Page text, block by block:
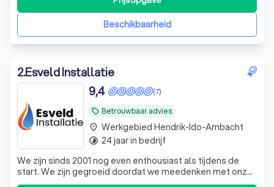
Beschikbaarheid
2.Esveld Installatie
local_offer Betrouwbaar advies
(7)
9,4
We zijn sinds 2001 nog even enthousiast als tijdens de
start. We zijn gegroeid doordat we meedenken met onze
klanten en ouderwets goede service verlenen. We danken
place Werkgebied Hendrik-Ido-Ambacht
timelapse 24 jaar in bedrijf